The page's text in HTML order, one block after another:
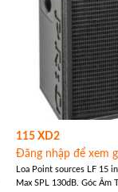
115 XD2
Đăng nhập để xem
Loa Point sources LF 15
Max SPL 130dB. Góc Âm